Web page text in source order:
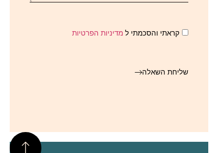
קראתי והסכמתי ל מדיניות הפרטיות
שליחת השאלה